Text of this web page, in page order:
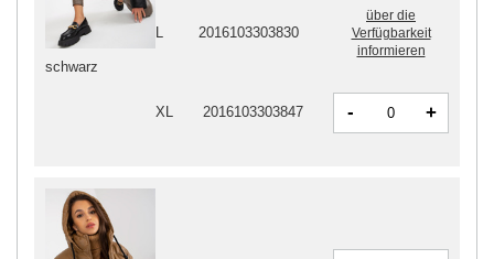
schwarz
2016103303830
über die
Verfügbarkeit
informieren
XL 2016103303847 - +